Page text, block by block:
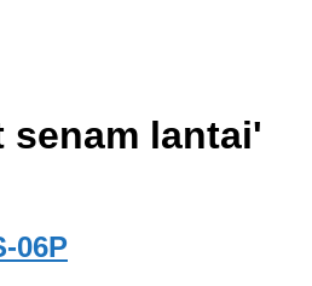
senam lantai'
06P